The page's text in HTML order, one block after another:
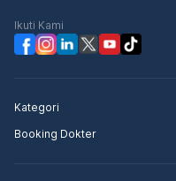
Ikuti Kami
Kategori
Booking Dokter